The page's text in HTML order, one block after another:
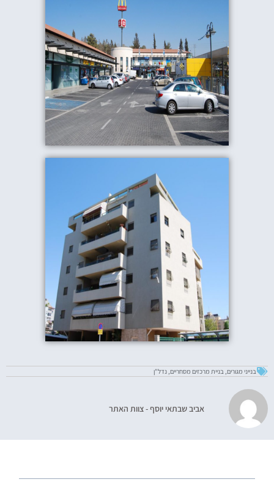
בנייני מגורים, בניית מרכזים מסחריים, נדל"ן
אביב שבתאי יוסף - צוות האתר